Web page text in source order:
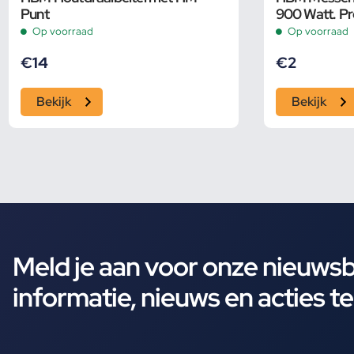
Punt
Op voorraad
€14
Bekijk
900 Watt.
Elektrische
Op voorraad
€2
Bekijk
Meld je aan voor onze
informatie, nieuws en acties